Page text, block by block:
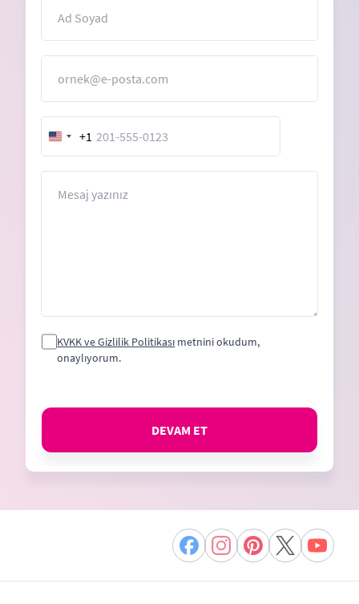
United
States
+1
KVKK ve Gizlilik Politikası metnini okudum,
onaylıyorum.
DEVAM ET